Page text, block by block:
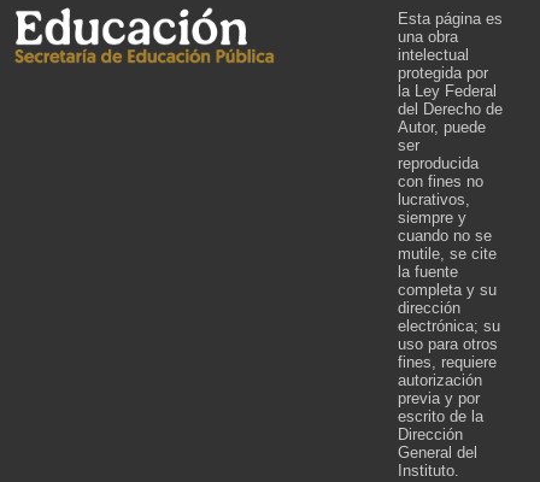
Esta página es
una obra
intelectual
protegida por
la Ley Federal
del Derecho de
Autor, puede
ser
reproducida
con fines no
lucrativos,
siempre y
cuando no se
mutile, se cite
la fuente
completa y su
dirección
electrónica; su
uso para otros
fines, requiere
autorización
previa y por
escrito de la
Dirección
General del
Instituto.